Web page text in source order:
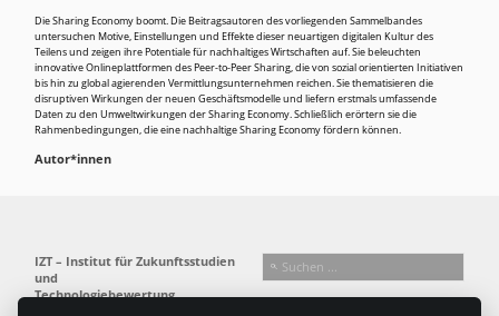
Die Sharing Economy boomt. Die Beitragsautoren des vorliegenden Sammelbandes
untersuchen Motive, Einstellungen und Effekte dieser neuartigen digitalen Kultur des
Teilens und zeigen ihre Potentiale für nachhaltiges Wirtschaften auf. Sie beleuchten
innovative Onlineplattformen des Peer-to-Peer Sharing, die von sozial orientierten Initiativen
bis hin zu global agierenden Vermittlungsunternehmen reichen. Sie thematisieren die
disruptiven Wirkungen der neuen Geschäftsmodelle und liefern erstmals umfassende
Daten zu den Umweltwirkungen der Sharing Economy. Schließlich erörtern sie die
Rahmenbedingungen, die eine nachhaltige Sharing Economy fördern können.
Autor*innen
IZT – Institut für Zukunftsstudien
und
Technologiebewertung